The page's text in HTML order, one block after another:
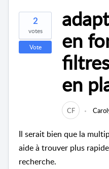
2
votes
Vote
en
en
CF
Il serait bien que la
aide à trouver plus
recherche.